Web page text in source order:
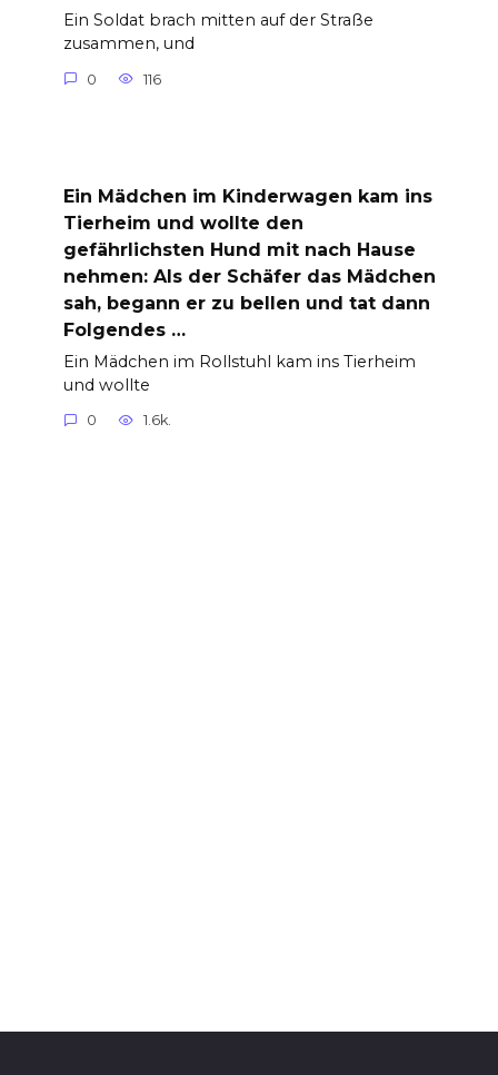
Ein Soldat brach mitten auf der Straße
zusammen, und
0 116
Ein Mädchen im Kinderwagen kam ins
Tierheim und wollte den
gefährlichsten Hund mit nach Hause
nehmen: Als der Schäfer das Mädchen
sah, begann er zu bellen und tat dann
Folgendes …
Ein Mädchen im Rollstuhl kam ins Tierheim
und wollte
0 1.6k.